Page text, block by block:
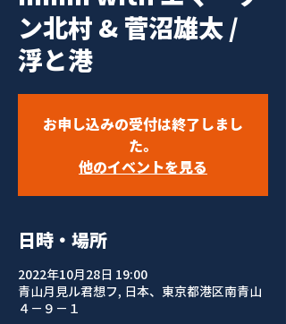
ン北村 & 菅沼雄太 /
浮と港
お申し込みの受付は終了しまし
た。
他のイベントを見る
日時・場所
2022年10月28日 19:00
青山月見ル君想フ, 日本、東京都港区南青山
４−９−１